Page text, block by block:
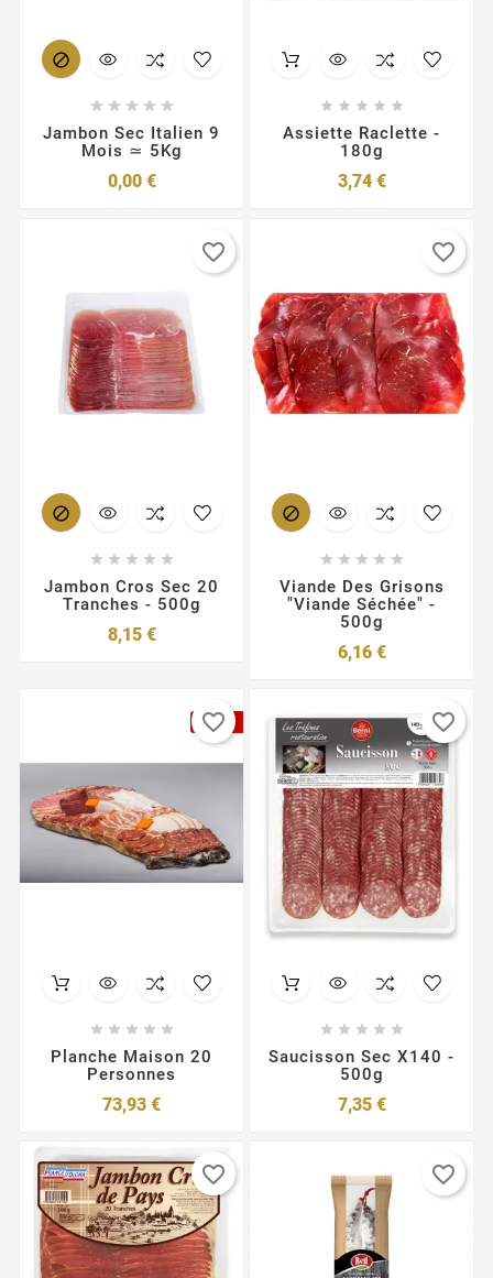

    
Jambon Sec Italien 9
Mois ≃ 5Kg
0,00 €Prix
    
Assiette Raclette -
180g
3,74 €Prix

    
Jambon Cros Sec 20
Tranches - 500g
8,15 €Prix
favorite_border

    
Viande Des Grisons
"viande Séchée" -
500g
6,16 €Prix
favorite_border
Pack
    
Planche Maison 20
Personnes
73,93 €Prix
favorite_border
    
Saucisson Sec X140 -
500g
7,35 €Prix
favorite_border
favorite_border favorite_border